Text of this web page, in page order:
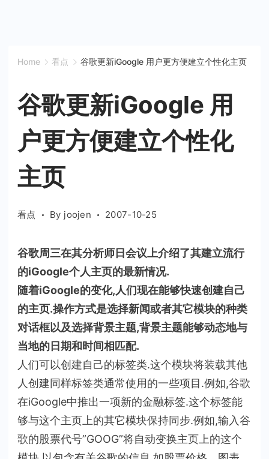
Home 看点 谷歌更新iGoogle 用户更方便建立个性化主页
谷歌更新iGoogle 用
户更方便建立个性化
主页
看点 By joojen 2007-10-25
谷歌周三在其分析师日会议上介绍了其建立流行
的iGoogle个人主页的最新情况.
随着iGoogle的变化,人们现在能够快速创建自己
的主页.操作方式是选择新闻或者其它模块的种类
对话框以及选择背景主题,背景主题能够动态地与
当地的日期和时间相匹配.
人们可以创建自己的标签类.这个模块将装载其他
人创建同样标签类通常使用的一些项目.例如,谷歌
在iGoogle中推出一项新的金融标签.这个标签能
够与这个主页上的其它模块保持同步.例如,输入谷
歌的股票代号”GOOG”将自动变换主页上的这个